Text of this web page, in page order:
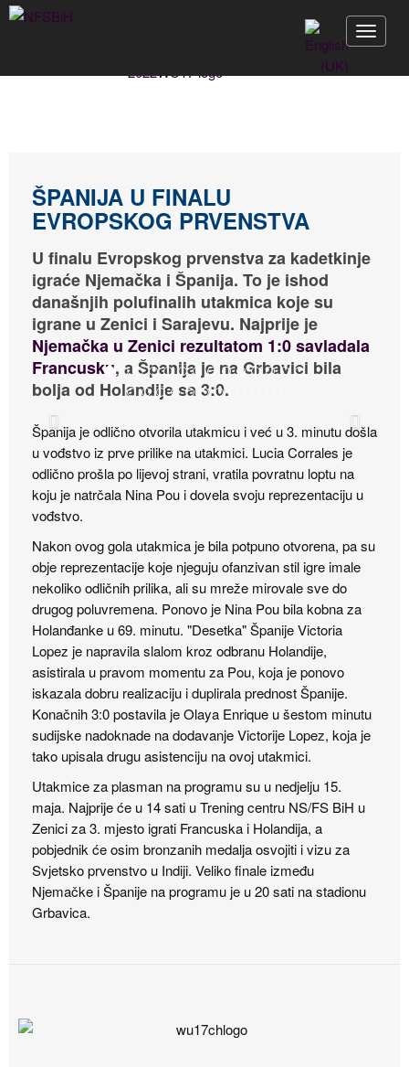
ŠPANIJA U FINALU
EVROPSKOG PRVENSTVA
U finalu Evropskog prvenstva za kadetkinje
igraće Njemačka i Španija. To je ishod
današnjih polufinalih utakmica koje su
igrane u Zenici i Sarajevu. Najprije je
Njemačka u Zenici rezultatom 1:0 savladala
Francusku, a Španija je na Grbavici bila
bolja od Holandije sa 3:0.
Španija je odlično otvorila utakmicu i već u 3. minutu došla
u vođstvo iz prve prilike na utakmici. Lucia Corrales je
odlično prošla po lijevoj strani, vratila povratnu loptu na
koju je natrčala Nina Pou i dovela svoju reprezentaciju u
vođstvo.
Nakon ovog gola utakmica je bila potpuno otvorena, pa su
obje reprezentacije koje njeguju ofanzivan stil igre imale
nekoliko odličnih prilika, ali su mreže mirovale sve do
drugog poluvremena. Ponovo je Nina Pou bila kobna za
Holanđanke u 69. minutu. "Desetka" Španije Victoria
Lopez je napravila slalom kroz odbranu Holandije,
asistirala u pravom momentu za Pou, koja je ponovo
iskazala dobru realizaciju i duplirala prednost Španije.
Konačnih 3:0 postavila je Olaya Enrique u šestom minutu
sudijske nadoknade na dodavanje Victorije Lopez, koja je
tako upisala drugu asistenciju na ovoj utakmici.
Utakmice za plasman na programu su u nedjelju 15.
maja. Najprije će u 14 sati u Trening centru NS/FS BiH u
Zenici za 3. mjesto igrati Francuska i Holandija, a
pobjednik će osim bronzanih medalja osvojiti i vizu za
Svjetsko prvenstvo u Indiji. Veliko finale između
Njemačke i Španije na programu je u 20 sati na stadionu
Grbavica.